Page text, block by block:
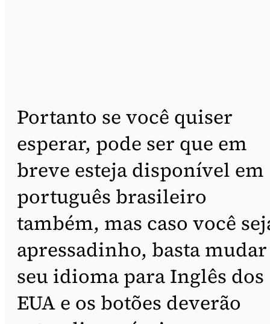
Portanto se você quiser
esperar, pode ser que em
breve esteja disponível em
português brasileiro
também, mas caso você
apressadinho, basta mudar
seu idioma para Inglês dos
EUA e os botões deverão